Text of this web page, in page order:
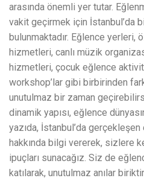
arasında önemli yer tutar.
vakit geçirmek için İstanbul’da
bulunmaktadır. Eğlence yerleri,
hizmetleri, canlı müzik
hizmetleri, çocuk eğlence
workshop’lar gibi birbirinden
unutulmaz bir zaman
dinamik yapısı, eğlence
yazıda, İstanbul’da
hakkında bilgi vererek, sizlere
ipuçları sunacağız. Siz de
katılarak, unutulmaz anılar